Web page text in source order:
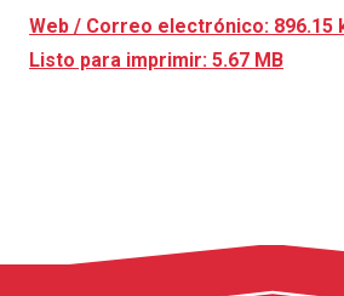
Web / Correo electrónico: 896.15
Listo para imprimir: 5.67 MB